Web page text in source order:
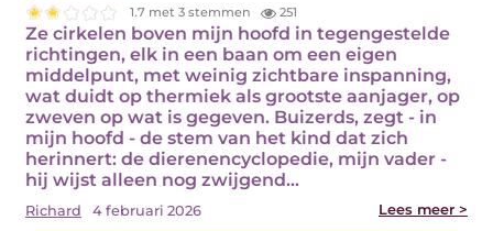
1.7 met 3 stemmen 251
Ze cirkelen boven mijn hoofd in tegengestelde
richtingen, elk in een baan om een eigen
middelpunt, met weinig zichtbare inspanning,
wat duidt op thermiek als grootste aanjager, op
zweven op wat is gegeven. Buizerds, zegt - in
mijn hoofd - de stem van het kind dat zich
herinnert: de dierenencyclopedie, mijn vader -
hij wijst alleen nog zwijgend…
Richard 4 februari 2026 Lees meer >